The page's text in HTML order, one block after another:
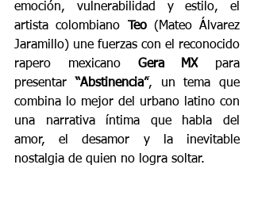
emoción, vulnerabilidad y estilo, el
artista colombiano
Teo (Mateo Álvarez
Jaramillo) une fuerzas con el reconocido
rapero mexicano Gera MX para
presentar “Abstinencia”, un tema que
combina lo mejor del urbano latino con
una narrativa íntima que habla del
amor, el desamor y la inevitable
nostalgia de quien no logra soltar.